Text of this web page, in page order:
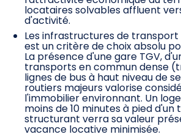
locataires solvables affluent
d'activité.
Les infrastructures de transport
est un critère de choix absolu
La présence d'une gare TGV,
transports en commun dense
lignes de bus à haut niveau de
routiers majeurs valorise
l'immobilier environnant. Un
moins de 10 minutes à pied
structurant verra sa valeur
vacance locative minimisée.